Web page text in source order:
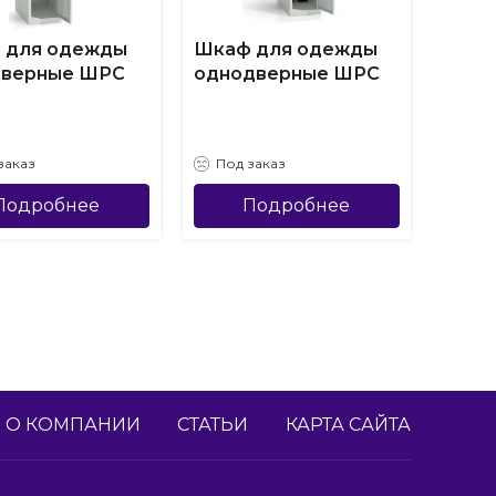
для одежды
ШРС
Шкаф для одежды
однодверные ШРС
Под заказ
Подробнее
О КОМПАНИИ СТАТЬИ КАРТА САЙТА